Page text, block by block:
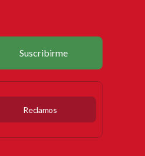
Suscribirme
Reclamos